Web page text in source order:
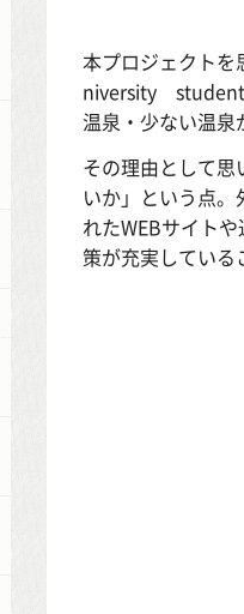
本プロジェクト
niversity
温泉・少ない温泉
その理由として
いか」という点
れたWEBサイト
策が充実している